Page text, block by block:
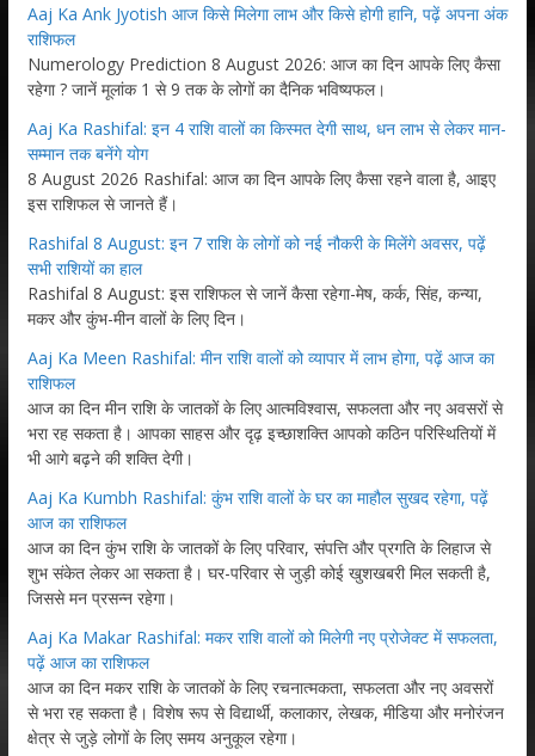
Aaj Ka Ank Jyotish आज किसे मिलेगा लाभ और किसे होगी हानि, पढ़ें अपना अंक
राशिफल
Numerology Prediction 8 August 2026: आज का दिन आपके लिए कैसा
रहेगा ? जानें मूलांक 1 से 9 तक के लोगों का दैनिक भविष्यफल।
Aaj Ka Rashifal: इन 4 राशि वालों का किस्मत देगी साथ, धन लाभ से लेकर मान-
सम्मान तक बनेंगे योग
8 August 2026 Rashifal: आज का दिन आपके लिए कैसा रहने वाला है, आइए
इस राशिफल से जानते हैं।
Rashifal 8 August: इन 7 राशि के लोगों को नई नौकरी के मिलेंगे अवसर, पढ़ें
सभी राशियों का हाल
Rashifal 8 August: इस राशिफल से जानें कैसा रहेगा-मेष, कर्क, सिंह, कन्या,
मकर और कुंभ-मीन वालों के लिए दिन।
Aaj Ka Meen Rashifal: मीन राशि वालों को व्यापार में लाभ होगा, पढ़ें आज का
राशिफल
आज का दिन मीन राशि के जातकों के लिए आत्मविश्वास, सफलता और नए अवसरों से
भरा रह सकता है। आपका साहस और दृढ़ इच्छाशक्ति आपको कठिन परिस्थितियों में
भी आगे बढ़ने की शक्ति देगी।
Aaj Ka Kumbh Rashifal: कुंभ राशि वालों के घर का माहौल सुखद रहेगा, पढ़ें
आज का राशिफल
आज का दिन कुंभ राशि के जातकों के लिए परिवार, संपत्ति और प्रगति के लिहाज से
शुभ संकेत लेकर आ सकता है। घर-परिवार से जुड़ी कोई खुशखबरी मिल सकती है,
जिससे मन प्रसन्न रहेगा।
Aaj Ka Makar Rashifal: मकर राशि वालों को मिलेगी नए प्रोजेक्ट में सफलता,
पढ़ें आज का राशिफल
आज का दिन मकर राशि के जातकों के लिए रचनात्मकता, सफलता और नए अवसरों
से भरा रह सकता है। विशेष रूप से विद्यार्थी, कलाकार, लेखक, मीडिया और मनोरंजन
क्षेत्र से जुड़े लोगों के लिए समय अनुकूल रहेगा।